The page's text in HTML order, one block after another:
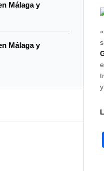
Málaga y
Málaga y